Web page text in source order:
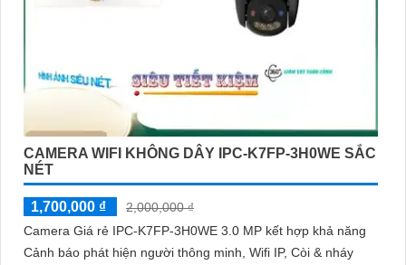
CAMERA WIFI KHÔNG DÂY IPC-K7FP-3H0WE SẮC
NÉT
1,700,000 ₫
2,000,000 ₫
Camera Giá rẻ IPC-K7FP-3H0WE 3.0 MP kết hợp khả năng
Cảnh báo phát hiện người thông minh, Wifi IP, Còi & nháy